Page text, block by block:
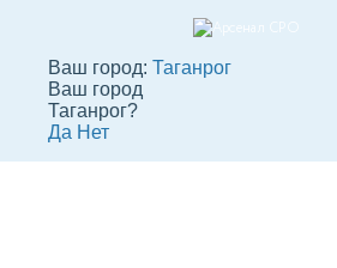
Ваш город: Таганрог
Ваш город
Таганрог?
Да Нет
О